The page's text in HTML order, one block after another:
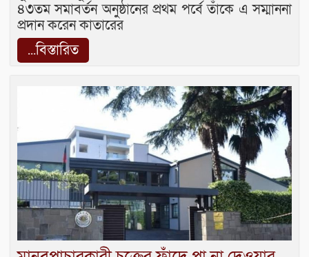
৪৩তম সমাবর্তন অনুষ্ঠানের প্রথম পর্বে তাঁকে এ সম্মাননা
প্রদান করেন কাতারের
...বিস্তারিত